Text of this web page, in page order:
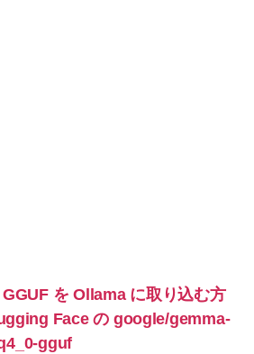
を Ollama に取り込む方
Face の google/gemma-
gguf